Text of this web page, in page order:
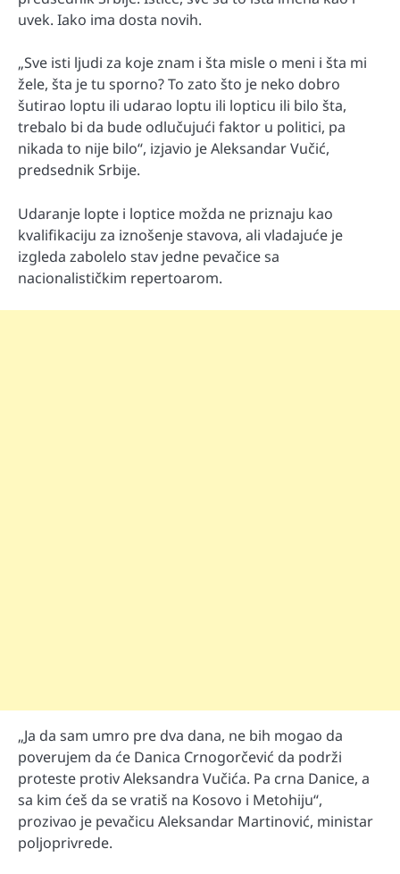
uvek. Iako ima dosta novih.
„Sve isti ljudi za koje znam i šta misle o meni i šta mi
žele, šta je tu sporno? To zato što je neko dobro
šutirao loptu ili udarao loptu ili lopticu ili bilo šta,
trebalo bi da bude odlučujući faktor u politici, pa
nikada to nije bilo“, izjavio je Aleksandar Vučić,
predsednik Srbije.
Udaranje lopte i loptice možda ne priznaju kao
kvalifikaciju za iznošenje stavova, ali vladajuće je
izgleda zabolelo stav jedne pevačice sa
nacionalističkim repertoarom.
„Ja da sam umro pre dva dana, ne bih mogao da
poverujem da će Danica Crnogorčević da podrži
proteste protiv Aleksandra Vučića. Pa crna Danice, a
sa kim ćeš da se vratiš na Kosovo i Metohiju“,
prozivao je pevačicu Aleksandar Martinović, ministar
poljoprivrede.